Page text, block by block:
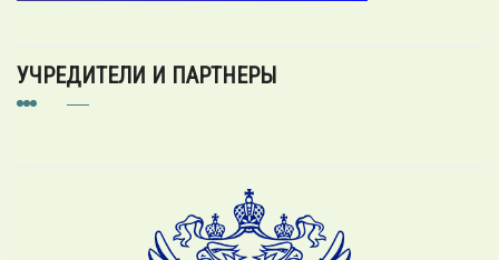
УЧРЕДИТЕЛИ И ПАРТНЕРЫ